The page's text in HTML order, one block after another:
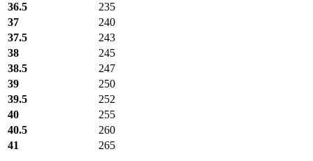
36.5
235
37
240
37.5
243
38
245
38.5
247
39
250
39.5
252
40
255
40.5
260
41
265